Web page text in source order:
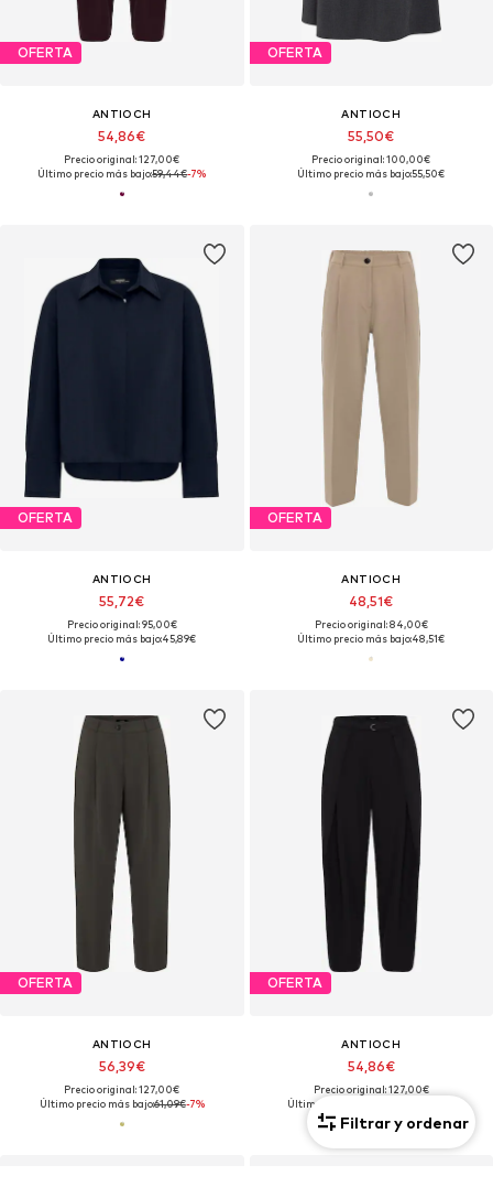
OFERTA
ANTIOCH
54,86€
Precio original: 127,00€
Último precio más bajo:59,44€-7%
OFERTA
ANTIOCH
55,50€
Precio original: 100,00€
Último precio más bajo:55,50€
OFERTA
ANTIOCH
55,72€
Precio original: 95,00€
Último precio más bajo:45,89€
OFERTA
ANTIOCH
48,51€
Precio original: 84,00€
Último precio más bajo:48,51€
OFERTA
ANTIOCH
56,39€
Precio original: 127,00€
Último precio más bajo:61,09€-7%
OFERTA
ANTIOCH
54,86€
Precio original: 127,00€
Último precio más bajo:
Filtrar y ordenar